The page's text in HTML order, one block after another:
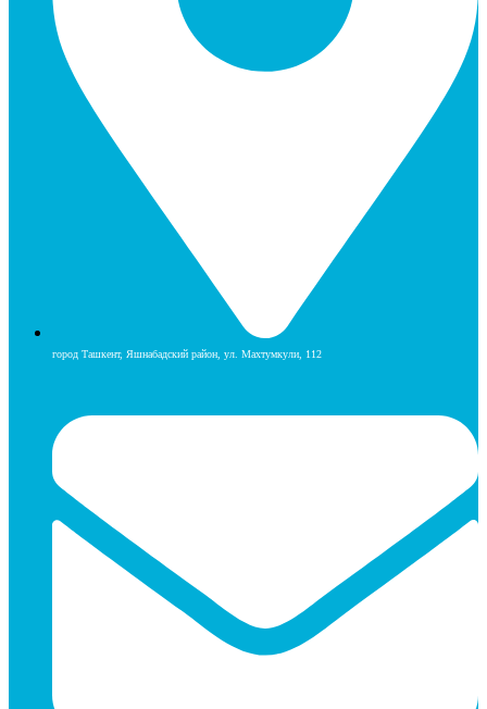
город Ташкент, Яшнабадский район, ул. Махтумкули, 112